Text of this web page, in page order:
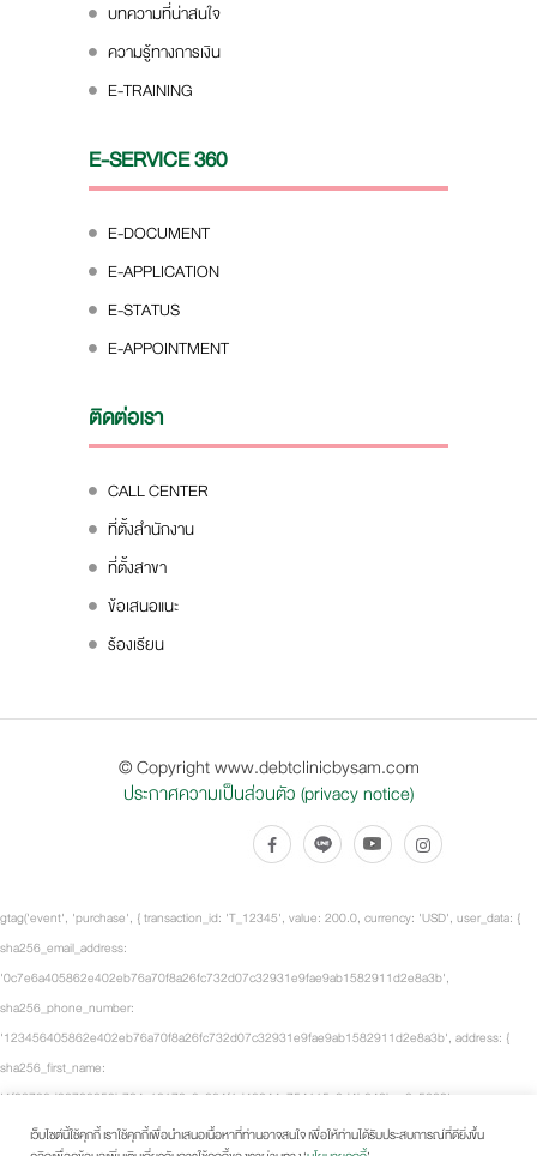
บทความที่น่าสนใจ
ความรู้ทางการเงิน
E-TRAINING
E-SERVICE 360
E-DOCUMENT
E-APPLICATION
E-STATUS
E-APPOINTMENT
ติดต่อเรา
CALL CENTER
ที่ตั้งสำนักงาน
ที่ตั้งสาขา
ข้อเสนอแนะ
ร้องเรียน
© Copyright www.debtclinicbysam.com
ประกาศความเป็นส่วนตัว (privacy notice)
เว็บไซต์นี้ใช้คุกกี้ เราใช้คุกกี้เพื่อนำเสนอเนื้อหาที่ท่านอาจสนใจ เพื่อให้ท่านได้รับประสบการณ์ที่ดียิ่งขึ้น
gtag('event', 'purchase', { transaction_id: 'T_12345', value: 200.0, currency: 'USD', user_data: {
sha256_email_address:
'0c7e6a405862e402eb76a70f8a26fc732d07c32931e9fae9ab1582911d2e8a3b',
sha256_phone_number:
'123456405862e402eb76a70f8a26fc732d07c32931e9fae9ab1582911d2e8a3b', address: {
sha256_first_name:
'4f23798d92708359b734a18172c9c864f1d48044a754115a0d4b843bca3a5332',
sha256_last_name: